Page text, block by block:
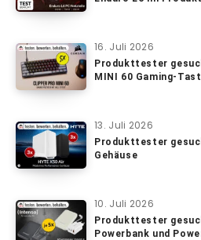
16. Juli 2026
Produkttester
MINI 60 Gaming-
13. Juli 2026
Produkttester
Gehäuse
10. Juli 2026
Produkttester
Powerbank und